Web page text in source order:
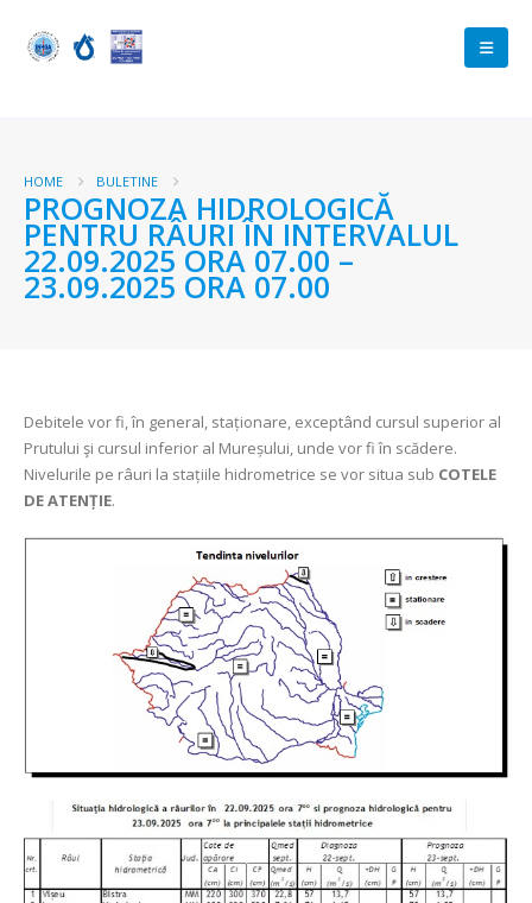
HOME BULETINE
PROGNOZA HIDROLOGICĂ
PENTRU RÂURI ÎN INTERVALUL
22.09.2025 ORA 07.00 –
23.09.2025 ORA 07.00
Debitele vor fi, în general, staționare, exceptând cursul superior al
Prutului şi cursul inferior al Mureșului, unde vor fi în scădere.
Nivelurile pe râuri la stațiile hidrometrice se vor situa sub COTELE
DE ATENȚIE.